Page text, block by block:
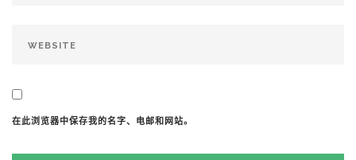
在此浏览器中保存我的名字、电邮和网站。